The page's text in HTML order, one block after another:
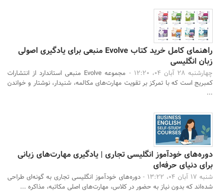
راهنمای کامل خرید کتاب Evolve منبعی برای یادگیری اصولی
زبان انگلیسی
چهارشنبه 28 آبان 04، 12:20 -
مجموعه Evolve منبعی استاندارد از انتشارات
کمبریج است که با تمرکز بر تقویت مهارت‌های مکالمه، شنیدار، نوشتار و خواندن
...
دوره‌های خودآموز انگلیسی تجاری | یادگیری مهارت‌های زبانی
برای دنیای حرفه‌ای
شنبه 17 آبان 04، 13:22 -
دوره‌های خودآموز انگلیسی تجاری به گونه‌ای طراحی
شده‌اند که بدون نیاز به حضور در کلاس، مهارت‌های اصلی مکاتبه، مذاکره ...